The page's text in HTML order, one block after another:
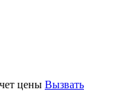
цены Вызвать